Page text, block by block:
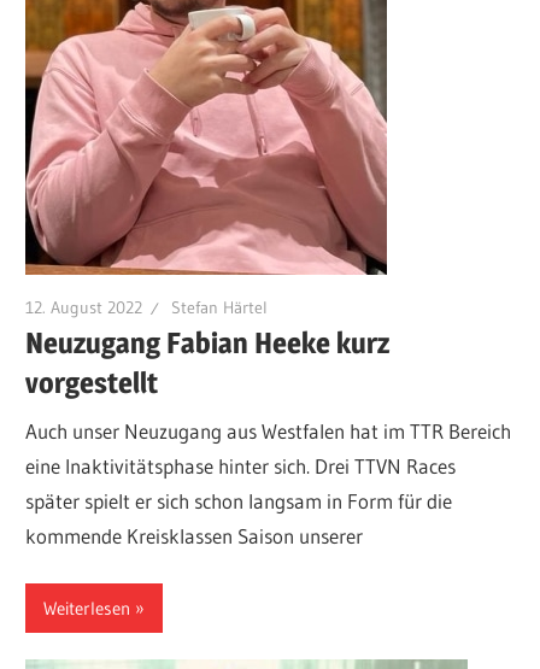
12. August 2022 Stefan Härtel
Neuzugang Fabian Heeke kurz
vorgestellt
Auch unser Neuzugang aus Westfalen hat im TTR Bereich
eine Inaktivitätsphase hinter sich. Drei TTVN Races
später spielt er sich schon langsam in Form für die
kommende Kreisklassen Saison unserer
Weiterlesen